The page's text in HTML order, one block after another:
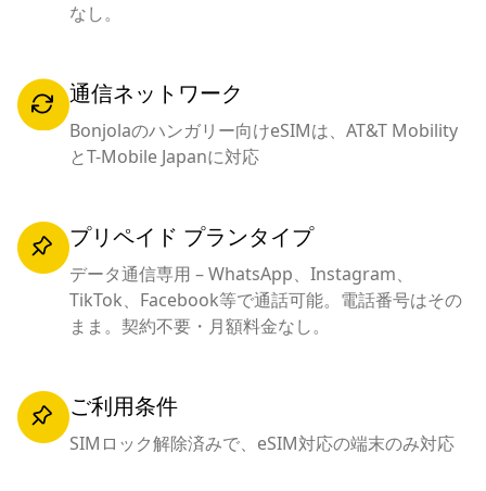
なし。
通信ネットワーク
Bonjolaのハンガリー向けeSIMは、AT&T Mobility
とT-Mobile Japanに対応
プリペイド プランタイプ
データ通信専用 – WhatsApp、Instagram、
TikTok、Facebook等で通話可能。電話番号はその
まま。契約不要・月額料金なし。
ご利用条件
SIMロック解除済みで、eSIM対応の端末のみ対応